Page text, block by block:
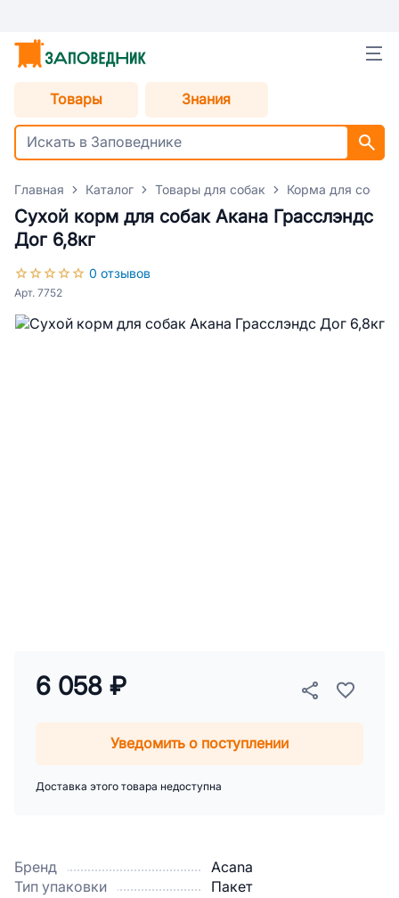
Товары Знания
Главная Каталог Товары для собак Корма для собак
Сухой корм для собак Акана Грасслэндс
Дог 6,8кг
0 отзывов
Арт. 7752
Бренд
Acana
Тип упаковки
Пакет
6 058 ₽
Уведомить о поступлении
Доставка этого товара недоступна